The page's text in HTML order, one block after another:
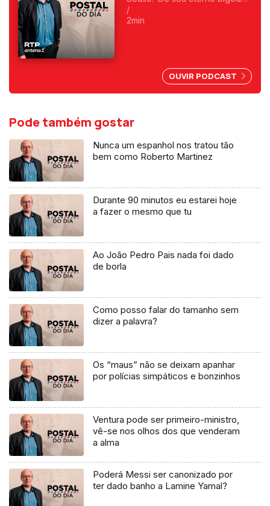
Foi o primeiro a fazer
programas da manhã e o
/
2min
OUVIR PODCAST
Pode também gostar
Nunca um espanhol nos tratou tão
bem como Roberto Martinez
Durante 90 minutos eu estarei hoje
a fazer o mesmo que tu
Ao João Pedro Pais nada foi dado
de borla
Como posso falar do tamanho sem
dizer a palavra?
Os “maus” não se deixam apanhar
por polícias simpáticos e bonzinhos
Ventura pode ser primeiro-ministro,
vê-se nos olhos dos que venderam
a alma
Poderá Messi ser canonizado por
ter dado banho a Lamine Yamal?